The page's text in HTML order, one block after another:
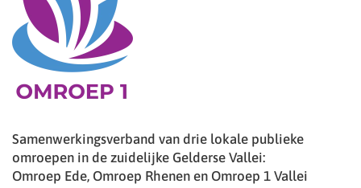
Samenwerkingsverband van drie lokale publieke
omroepen in de zuidelijke Gelderse Vallei:
Omroep Ede, Omroep Rhenen en Omroep 1 Vallei